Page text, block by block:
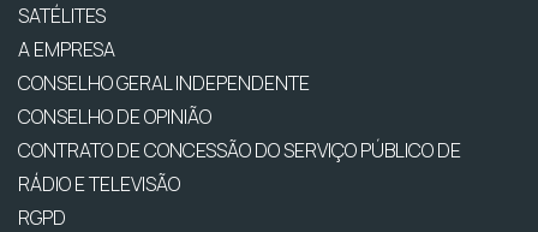
SATÉLITES
A EMPRESA
CONSELHO GERAL INDEPENDENTE
CONSELHO DE OPINIÃO
CONTRATO DE CONCESSÃO DO SERVIÇO PÚBLICO DE
RÁDIO E TELEVISÃO
RGPD